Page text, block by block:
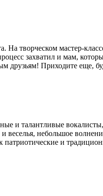
На творческом мастер-
захватил и мам,
друзьям! Приходите еще,
и талантливые
небольшое
патриотические и